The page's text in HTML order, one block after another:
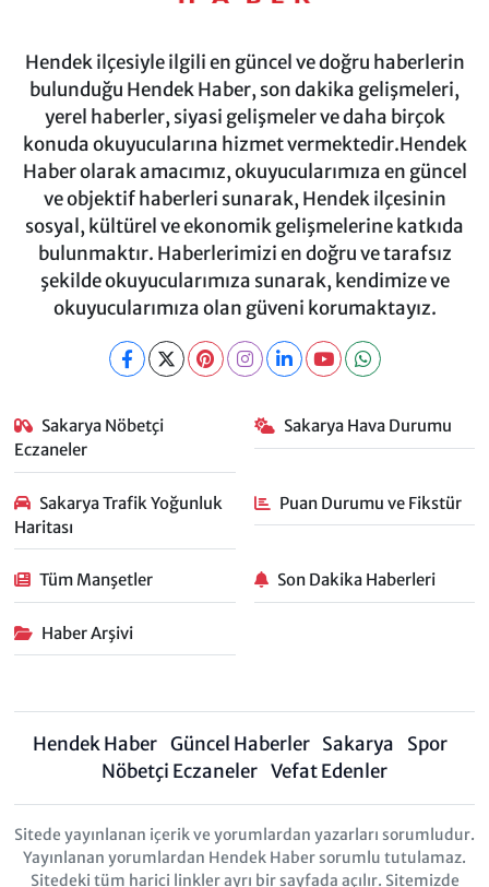
Hendek ilçesiyle ilgili en güncel ve doğru haberlerin
bulunduğu Hendek Haber, son dakika gelişmeleri,
yerel haberler, siyasi gelişmeler ve daha birçok
konuda okuyucularına hizmet vermektedir.Hendek
Haber olarak amacımız, okuyucularımıza en güncel
ve objektif haberleri sunarak, Hendek ilçesinin
sosyal, kültürel ve ekonomik gelişmelerine katkıda
bulunmaktır. Haberlerimizi en doğru ve tarafsız
şekilde okuyucularımıza sunarak, kendimize ve
okuyucularımıza olan güveni korumaktayız.
Sakarya Nöbetçi
Eczaneler
Sakarya Hava Durumu
Sakarya Trafik Yoğunluk
Haritası
Puan Durumu ve Fikstür
Tüm Manşetler Son Dakika Haberleri
Haber Arşivi
Hendek Haber Güncel Haberler Sakarya
Spor
Nöbetçi Eczaneler Vefat Edenler
Sitede yayınlanan içerik ve yorumlardan yazarları sorumludur.
Yayınlanan yorumlardan Hendek Haber sorumlu tutulamaz.
Sitedeki tüm harici linkler ayrı bir sayfada açılır. Sitemizde